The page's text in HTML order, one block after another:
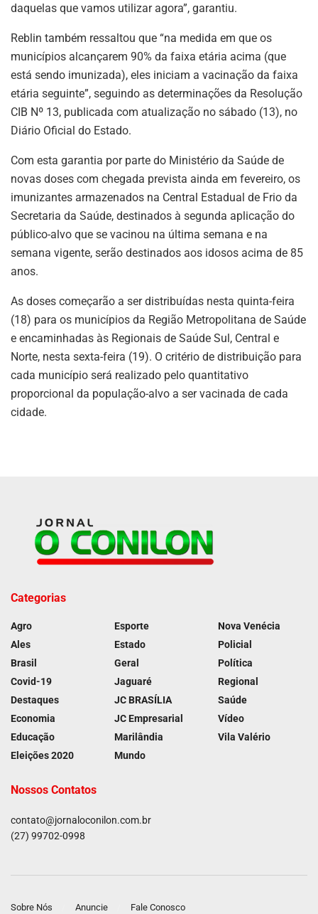
daquelas que vamos utilizar agora”, garantiu.
Reblin também ressaltou que “na medida em que os
municípios alcançarem 90% da faixa etária acima (que
está sendo imunizada), eles iniciam a vacinação da faixa
etária seguinte”, seguindo as determinações da Resolução
CIB Nº 13, publicada com atualização no sábado (13), no
Diário Oficial do Estado.
Com esta garantia por parte do Ministério da Saúde de
novas doses com chegada prevista ainda em fevereiro, os
imunizantes armazenados na Central Estadual de Frio da
Secretaria da Saúde, destinados à segunda aplicação do
público-alvo que se vacinou na última semana e na
semana vigente, serão destinados aos idosos acima de 85
anos.
As doses começarão a ser distribuídas nesta quinta-feira
(18) para os municípios da Região Metropolitana de Saúde
e encaminhadas às Regionais de Saúde Sul, Central e
Norte, nesta sexta-feira (19). O critério de distribuição para
cada município será realizado pelo quantitativo
proporcional da população-alvo a ser vacinada de cada
cidade.
Categorias
Agro
Ales
Brasil
Covid-19
Destaques
Economia
Educação
Eleições 2020
Esporte
Estado
Geral
Jaguaré
JC BRASÍLIA
JC Empresarial
Marilândia
Mundo
Nova Venécia
Policial
Política
Regional
Saúde
Vídeo
Vila Valério
Nossos Contatos
contato@jornaloconilon.com.br
(27) 99702-0998
Sobre Nós Anuncie Fale Conosco